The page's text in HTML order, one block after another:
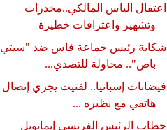
اعتقال الياس المالكي..مخدرات
وتشهير واعترافات خطيرة
شكاية رئيس جماعة فاس ضد "سيتي
باص".. محاولة للتصدي...
فيضانات إسبانيا.. لفتيت يجري إتصال
هاتفي مع نظيره ...
خطاب الرئيس الفرنسي إيمانويل